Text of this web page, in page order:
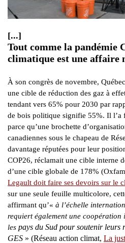
[...]
Tout comme la pandémie
climatique est une affaire
À son congrès de novembre,
une cible de réduction des gaz à
tendant vers 65% pour 2030 par
de bois politique signifie 55%. Il l’a
parce qu’une brochette
canadiennes sous le chapeau de
davantage réputées pour leur
COP26, réclamait une cible interne
d’une cible globale de 178%
Legault doit faire ses devoirs sur le
sur une seule feuille multicolore,
affirmant qu’« à l’échelle
requiert également une
les pays du Sud pour soutenir leurs
GES » (Réseau action climat, La